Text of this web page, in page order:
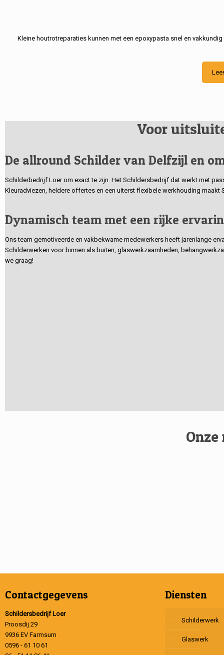
Kleine houtrotreparaties kunnen met een epoxypasta snel en
Voor
De allround Schilder van Delfzijl en
Schilderbedrijf Loer om exact te zijn. Het Schildersbedrijf dat werkt met
Kleuradviezen, heldere offertes en een uiterst flexibele werkhouding
Dynamisch team met een rijke
Ons team gemotiveerde en vakbekwame medewerkers heeft jarenlange
Schilderwerken voor binnen als buiten, glaswerkzaamheden,
we graag!
Contactgegevens
Schildersbedrijf Loer
Proosdij 29
9936 EV Farmsum
0596 - 61 10 61
Diensten
Schilderwerk
Glaswerk